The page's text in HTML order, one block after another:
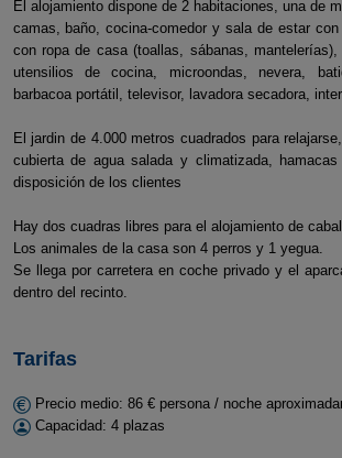
El alojamiento dispone de 2 habitaciones, una de
camas, baño, cocina-comedor y sala de estar
con ropa de casa (toallas, sábanas,
utensilios de cocina, microondas, nevera,
barbacoa portátil, televisor, lavadora secadora,
El jardin de 4.000 metros cuadrados para
cubierta de agua salada y climatizada,
disposición de los clientes
Hay dos cuadras libres para el alojamiento de
Los animales de la casa son 4 perros y 1 yegua.
Se llega por carretera en coche privado y el
dentro del recinto.
Tarifas
Precio medio: 86 € persona / noche
Capacidad: 4 plazas